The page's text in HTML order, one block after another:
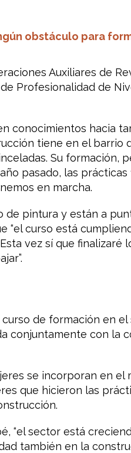
obstáculo para
Auxiliares de
Profesionalidad de
conocimientos hacia
tiene en el barrio
Su formación,
pasado, las
en marcha.
de pintura y están a
“el curso está
vez sí que finalizaré
de formación en
conjuntamente con la
se incorporan en el
que hicieron las
“el sector está
también en la